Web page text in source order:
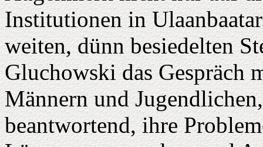
Institutionen in
weiten, dünn besiedelten
Gluchowski das Gespräch
Männern und
beantwortend, ihre